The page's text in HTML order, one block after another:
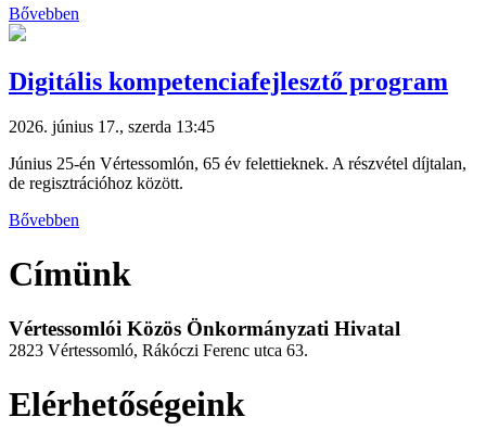
Bővebben
Digitális kompetenciafejlesztő program
2026. június 17., szerda 13:45
Június 25-én Vértessomlón, 65 év felettieknek. A részvétel díjtalan,
de regisztrációhoz között.
Bővebben
Címünk
Vértessomlói Közös Önkormányzati Hivatal
2823 Vértessomló, Rákóczi Ferenc utca 63.
Elérhetőségeink